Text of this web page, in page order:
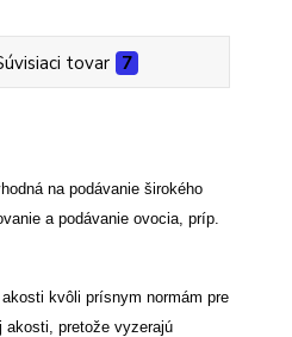
tovar 7
na podávanie širokého
a podávanie ovocia, príp.
kvôli prísnym normám pre
akosti, pretože vyzerajú